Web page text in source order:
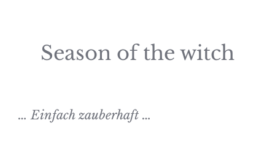
Season of the witch
… Einfach zauberhaft …